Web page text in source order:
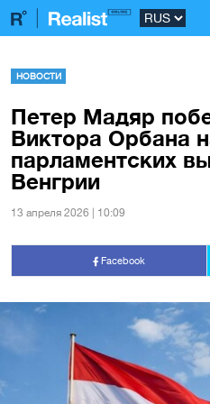
НОВОСТИ
Петер Мадяр
Виктора Орбана
парламентских
Венгрии
13 апреля 2026 | 10:09
Facebook